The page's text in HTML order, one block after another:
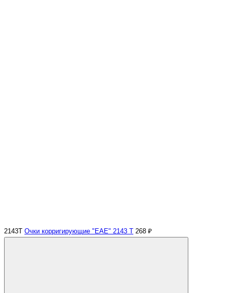
2143Т Очки корригирующие "EAE" 2143 Т 268 ₽